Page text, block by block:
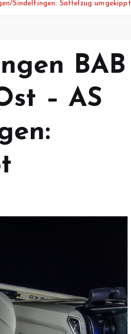
Sindelfingen: Sattelzug umgekippt
BAB
– AS